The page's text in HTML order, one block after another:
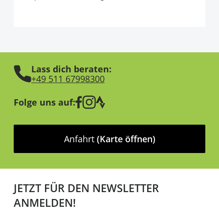
Lass dich beraten:
+49 511 67998300
Folge uns auf:
Anfahrt (Karte öffnen)
JETZT FÜR DEN NEWSLETTER
ANMELDEN!